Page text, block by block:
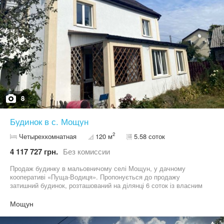
8
Будинок в с. Мощун
Четырехкомнатная 120 м2 5.58 соток
4 117 727 грн. Без комиссии
Продаж будинку в мальовничому селі Мощун, у дачному
кооперативі «Пуща-Водиця». Пропонується до продажу
затишний будинок, розташований на ділянці 6 соток із власним
поверх-2 прихожі, котельня, санвузол, велика кухня-студія; 2
поверх-3 спальні і балкон); великий мансардний поверх; гараж у
будинку- є можливість зробити вихід з будинку в гараж), гараж
Мощун